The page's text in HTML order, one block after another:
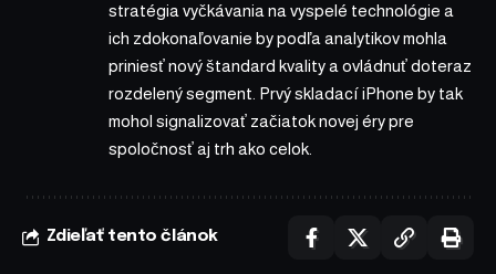
stratégia vyčkávania na vyspelé technológie a
ich zdokonaľovanie by podľa analytikov mohla
priniesť nový štandard kvality a ovládnuť doteraz
rozdelený segment. Prvý skladací iPhone by tak
mohol signalizovať začiatok novej éry pre
spoločnosť aj trh ako celok.
Zdieľať tento článok